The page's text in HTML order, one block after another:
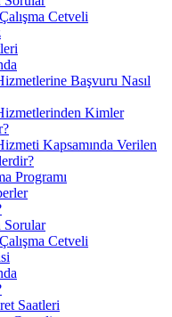
Cetveli
Başvuru Nasıl
Kimler
Kapsamında Verilen
Programı
Sorular
Cetveli
Saatleri